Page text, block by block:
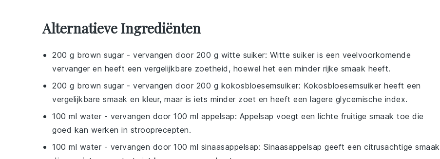
Alternatieve Ingrediënten
200 g brown sugar - vervangen door 200 g witte suiker: Witte suiker is een veelvoorkomende
vervanger en heeft een vergelijkbare zoetheid, hoewel het een minder rijke smaak heeft.
200 g brown sugar - vervangen door 200 g kokosbloesemsuiker: Kokosbloesemsuiker heeft een
vergelijkbare smaak en kleur, maar is iets minder zoet en heeft een lagere glycemische index.
100 ml water - vervangen door 100 ml appelsap: Appelsap voegt een lichte fruitige smaak toe die
goed kan werken in strooprecepten.
100 ml water - vervangen door 100 ml sinaasappelsap: Sinaasappelsap geeft een citrusachtige smaak